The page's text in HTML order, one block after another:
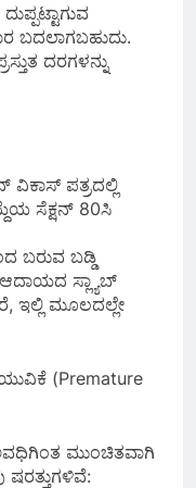
ಬದಲಾಗಬಹುದು.
ದರಗಳನ್ನು
ಪತ್ರದಲ್ಲಿ
ಸೆಕ್ಷನ್ 80ಸಿ
ಬರುವ ಬಡ್ಡಿ
ಸ್ಲ್ಯಾಬ್
ಇಲ್ಲಿ ಮೂಲದಲ್ಲೇ
(Premature
ಮುಂಚಿತವಾಗಿ